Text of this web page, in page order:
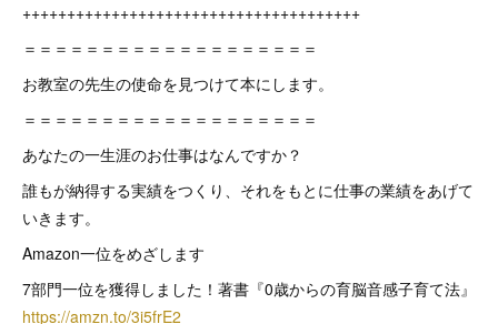
++++++++++++++++++++++++++++++++++++++
＝＝＝＝＝＝＝＝＝＝＝＝＝＝＝＝＝＝＝
お教室の先生の使命を見つけて本にします。
＝＝＝＝＝＝＝＝＝＝＝＝＝＝＝＝＝＝＝
あなたの一生涯のお仕事はなんですか？
誰もが納得する実績をつくり、それをもとに仕事の業績をあげて
いきます。
Amazon一位をめざします
7部門一位を獲得しました！著書『0歳からの育脳音感子育て法』
https://amzn.to/3i5frE2